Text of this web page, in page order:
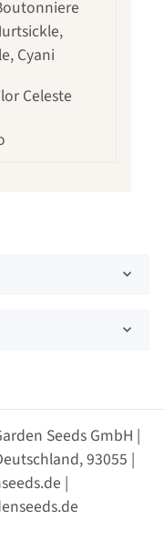
Cyani
Celeste
Seeds GmbH |
93055 |
|